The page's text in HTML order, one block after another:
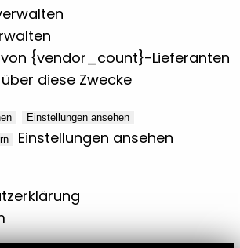
{vendor_count}-Lieferanten
diese Zwecke
Einstellungen ansehen
Einstellungen ansehen